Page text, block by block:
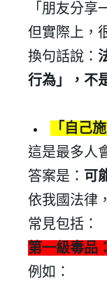
「朋友分享
但實際上，
換句話說：
行為」，不
「自己
這是最多人
答案是： 可
依我國法律
常見包括：
第一級毒品：
例如：